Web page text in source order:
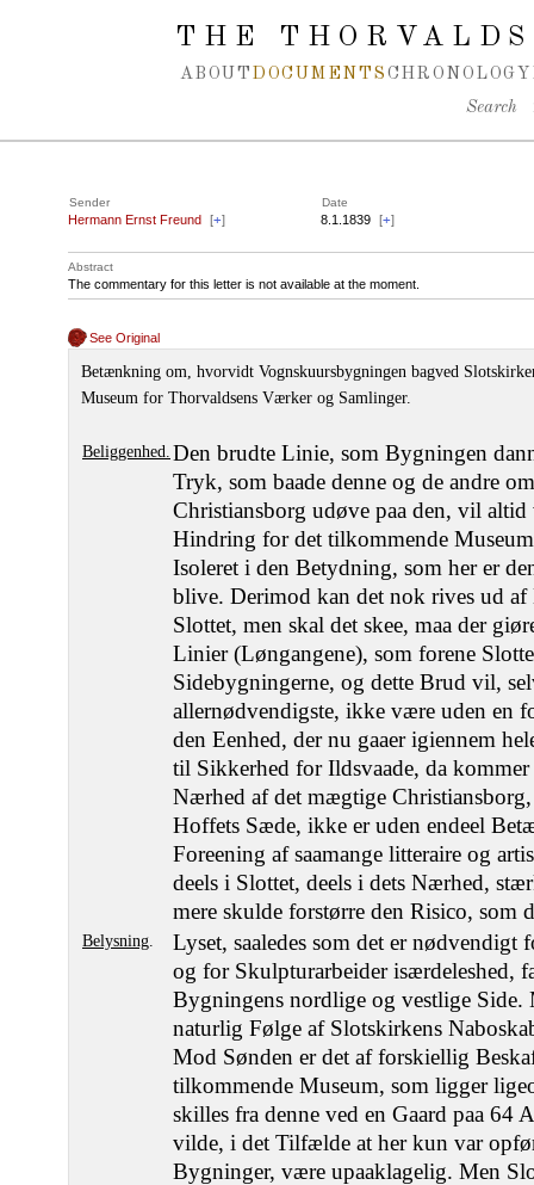
Spring navigation over
THE
ABOUT DOCUMENTS CHRONOLOGY
Search
Sender Date
Hermann Ernst Freund [+] 8.1.1839 [+]
Abstract
The commentary for this letter is not available at the moment.
See Original
Betænkning om, hvorvidt Vognskuursbygningen bagved
Museum for Thorvaldsens Værker og Samlinger.
Beliggenhed. Den brudte Linie, som Bygningen
Tryk, som baade denne og de andre
Christiansborg udøve paa den, vil
Hindring for det tilkommende
Isoleret i den Betydning, som her er
blive. Derimod kan det nok rives ud
Slottet, men skal det skee, maa der
Linier (Løngangene), som forene
Sidebygningerne, og dette Brud vil,
allernødvendigste, ikke være uden en
den Eenhed, der nu gaaer igiennem
til Sikkerhed for Ildsvaade, da
Nærhed af det mægtige
Hoffets Sæde, ikke er uden endeel
Foreening af saamange litteraire og
deels i Slottet, deels i dets Nærhed,
mere skulde forstørre den Risico, som
Belysning.
Lyset, saaledes som det er
og for Skulpturarbeider isærdeleshed,
Bygningens nordlige og vestlige Side.
naturlig Følge af Slotskirkens
Mod Sønden er det af forskiellig
tilkommende Museum, som ligger
skilles fra denne ved en Gaard paa 64
vilde, i det Tilfælde at her kun var
Bygninger, være upaaklagelig. Men